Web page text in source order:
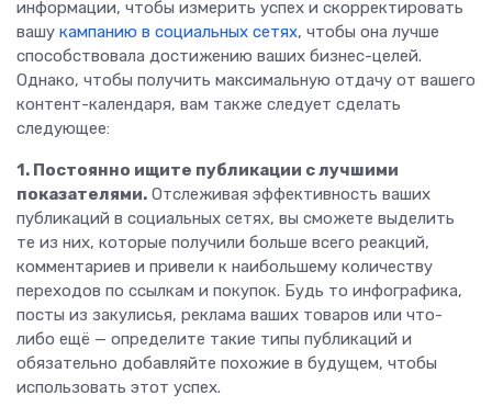
информации, чтобы измерить успех и скорректировать
вашу кампанию в социальных сетях, чтобы она лучше
способствовала достижению ваших бизнес-целей.
Однако, чтобы получить максимальную отдачу от вашего
контент-календаря, вам также следует сделать
следующее:
1. Постоянно ищите публикации с лучшими
показателями. Отслеживая эффективность ваших
публикаций в социальных сетях, вы сможете выделить
те из них, которые получили больше всего реакций,
комментариев и привели к наибольшему количеству
переходов по ссылкам и покупок. Будь то инфографика,
посты из закулисья, реклама ваших товаров или что-
либо ещё — определите такие типы публикаций и
обязательно добавляйте похожие в будущем, чтобы
использовать этот успех.